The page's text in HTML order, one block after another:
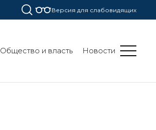
Версия для слабовидящих
Общество и власть Новости